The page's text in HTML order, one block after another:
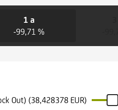
1 a
-99,71 %
Out) (38,428378 EUR)